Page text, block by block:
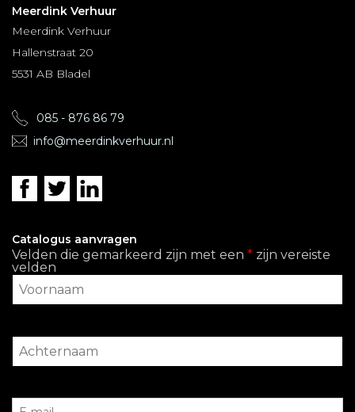
Meerdink Verhuur
Meerdink Verhuur
Hallenstraat 20
5531 AB Bladel
085 - 876 86 79
info@meerdinkverhuur.nl
Catalogus aanvragen
Velden die gemarkeerd zijn met een * zijn vereiste
velden